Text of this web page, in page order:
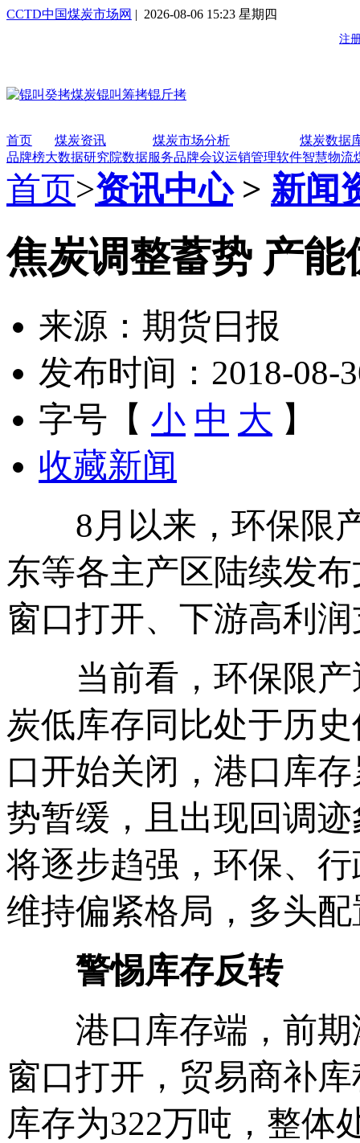
CCTD中国煤炭市场网 | 2026-08-06 15:23 星期四
首页 煤炭资讯 煤炭市场分析
煤炭数据
品牌榜大数据研究院数据服务品牌会议运销管理软件智慧物流
首页>资讯中心> 新闻
焦炭调整蓄势 产能
来源：期货日报
发布时间：2018-08-
字号【 小 中 大 】
收藏新闻
8月以来，环保限产
东等各主产区陆续发
窗口打开、下游高利
当前看，环保限产
炭低库存同比处于历
口开始关闭，港口库
势暂缓，且出现回调
将逐步趋强，环保、
维持偏紧格局，多头
警惕库存反转
港口库存端，前期
窗口打开，贸易商补
库存为322万吨，整体